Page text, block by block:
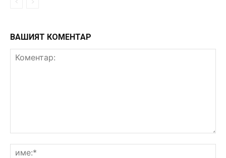
ВАШИЯТ КОМЕНТАР